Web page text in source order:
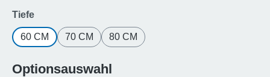
Tiefeauswählen
60 CM 70 CM 80 CM
Optionsauswahl